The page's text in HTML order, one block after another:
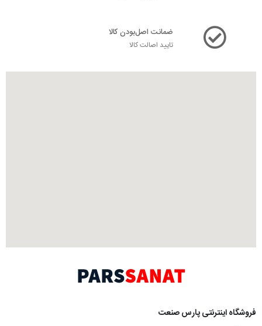
ضمانت اصل‌بودن کالا
تایید اصالت کالا
پارس صنعت